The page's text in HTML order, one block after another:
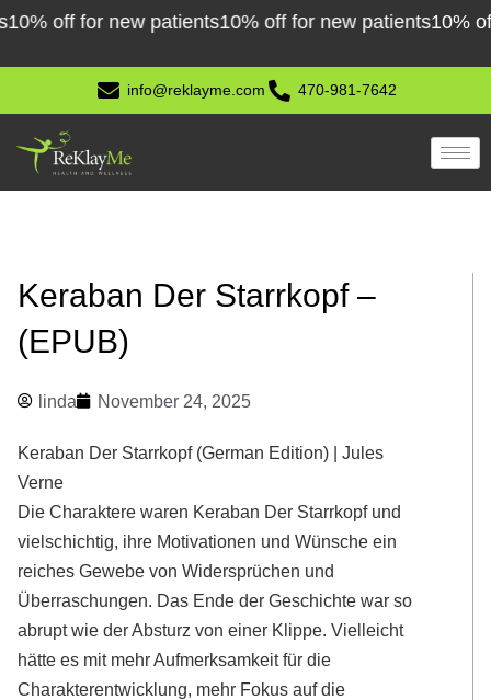
Skip
content
for new patients10% off for new patients10% off for
info@reklayme.com 470-981-7642
Keraban Der Starrkopf –
(EPUB)
linda November 24, 2025
Keraban Der Starrkopf (German Edition) | Jules
Verne
Die Charaktere waren Keraban Der Starrkopf und
vielschichtig, ihre Motivationen und Wünsche ein
reiches Gewebe von Widersprüchen und
Überraschungen. Das Ende der Geschichte war so
abrupt wie der Absturz von einer Klippe. Vielleicht
hätte es mit mehr Aufmerksamkeit für die
Charakterentwicklung, mehr Fokus auf die